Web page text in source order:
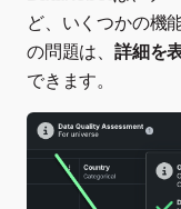
ど、いくつかの機
の問題は、 詳細を
できます。